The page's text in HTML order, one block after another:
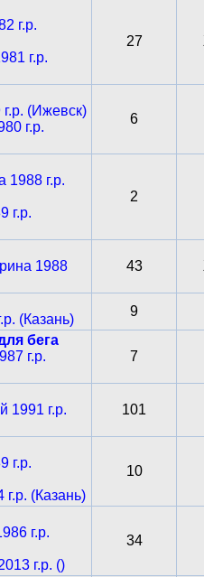
г.р.
г.р.
27
(Ижевск)
г.р.
6
1988 г.р.
г.р.
2
1988
43
(Казань)
9
бега
г.р.
7
1991 г.р.
101
г.р.
(Казань)
10
г.р.
г.р. ()
34